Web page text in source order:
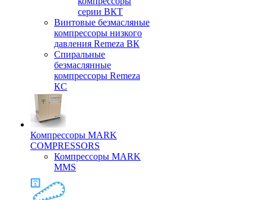
серии ВКТ
Винтовые безмасляные
компрессоры низкого
давления Remeza ВК
Спиральные
безмаслянные
компрессоры Remeza
КС
Компрессоры MARK
COMPRESSORS
Компрессоры MARK
MMS